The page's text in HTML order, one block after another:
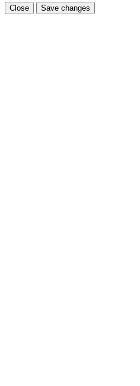
Close Save changes